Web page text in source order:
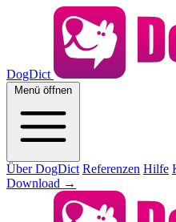
DogDict
Menü öffnen
Über DogDict Referenzen Hilfe
Download →